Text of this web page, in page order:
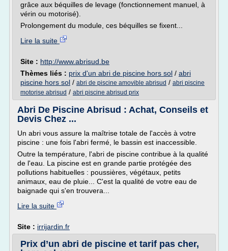
grâce aux béquilles de levage (fonctionnement manuel, à
vérin ou motorisé).
Prolongement du module, ces béquilles se fixent...
Lire la suite
Site : http://www.abrisud.be
Thèmes liés : prix d'un abri de piscine hors sol / abri
piscine hors sol / abri de piscine amovible abrisud / abri piscine
motorise abrisud / abri piscine abrisud prix
Abri De Piscine Abrisud : Achat, Conseils et
Devis Chez ...
Un abri vous assure la maîtrise totale de l'accès à votre
piscine : une fois l'abri fermé, le bassin est inaccessible.
Outre la température, l'abri de piscine contribue à la qualité
de l'eau. La piscine est en grande partie protégée des
pollutions habituelles : poussières, végétaux, petits
animaux, eau de pluie... C'est la qualité de votre eau de
baignade qui s'en trouvera...
Lire la suite
Site : irrijardin.fr
Prix d’un abri de piscine et tarif pas cher,